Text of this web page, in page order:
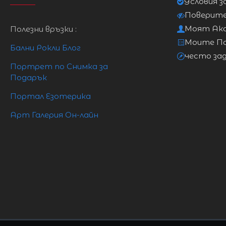
нисък
106см 128см
Ощерокли за едри дами разгледайте тук
Полезни връзки :
Бални Рокли Блог
Портрет по Снимка за
Подарък
Портал Езотерика
Арт Галерия Он-лайн
Моят
Моите
често